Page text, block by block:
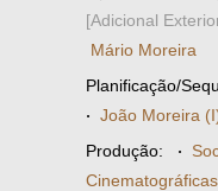
[Adicional
Mário Moreira
Planificação/
· João Moreira
Produção: ·
Cinematográficas